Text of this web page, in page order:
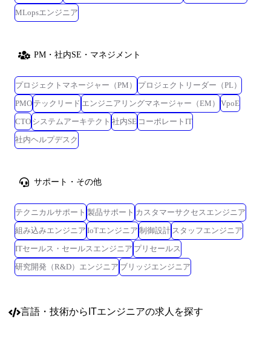
MLopsエンジニア
PM・社内SE・マネジメント
プロジェクトマネージャー（PM）
プロジェクトリーダー（PL）
PMO テックリード エンジニアリングマネージャー（EM）
VpoE
CTO システムアーキテクト 社内SE コーポレートIT
社内ヘルプデスク
サポート・その他
テクニカルサポート 製品サポート カスタマーサクセスエンジニア
組み込みエンジニア IoTエンジニア 制御設計 スタッフエンジニア
ITセールス・セールスエンジニア プリセールス
研究開発（R&D）エンジニア ブリッジエンジニア
言語・技術からITエンジニアの求人を探す